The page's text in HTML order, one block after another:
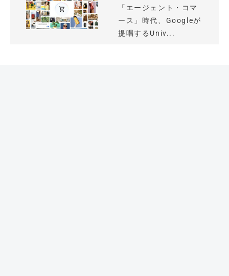
「エージェント・コマ
ース」時代、Googleが
提唱するUniv...